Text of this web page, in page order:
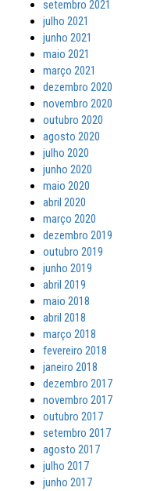
setembro 2021
julho 2021
junho 2021
maio 2021
março 2021
dezembro 2020
novembro 2020
outubro 2020
agosto 2020
julho 2020
junho 2020
maio 2020
abril 2020
março 2020
dezembro 2019
outubro 2019
junho 2019
abril 2019
maio 2018
abril 2018
março 2018
fevereiro 2018
janeiro 2018
dezembro 2017
novembro 2017
outubro 2017
setembro 2017
agosto 2017
julho 2017
junho 2017